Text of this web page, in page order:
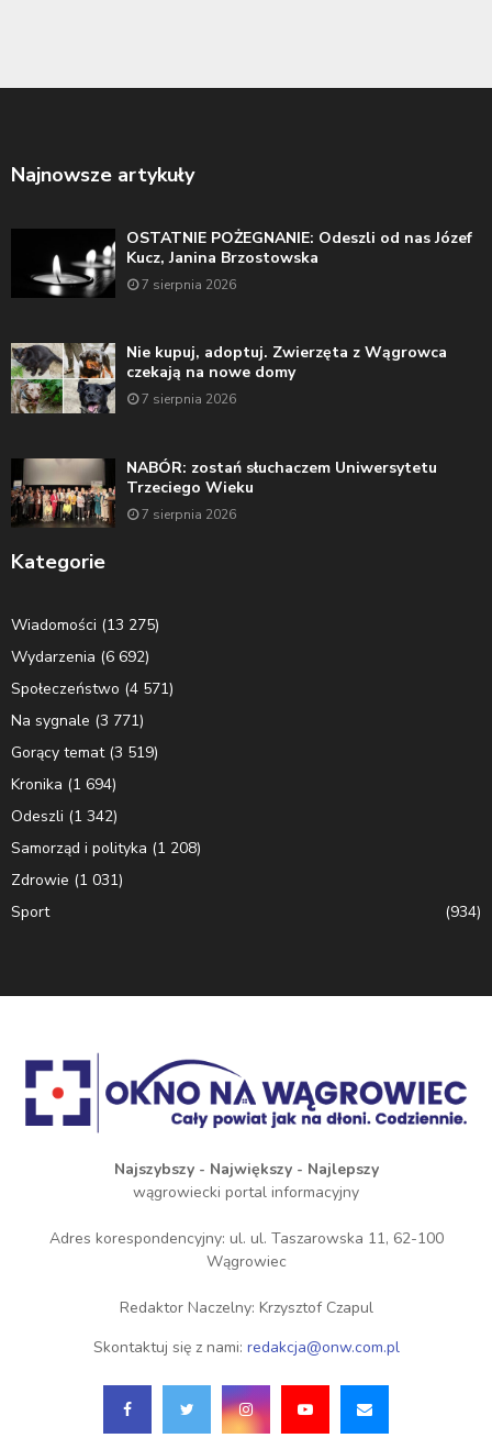
Najnowsze artykuły
OSTATNIE POŻEGNANIE: Odeszli od nas Józef
Kucz, Janina Brzostowska
7 sierpnia 2026
Nie kupuj, adoptuj. Zwierzęta z Wągrowca
czekają na nowe domy
7 sierpnia 2026
NABÓR: zostań słuchaczem Uniwersytetu
Trzeciego Wieku
7 sierpnia 2026
Kategorie
Wiadomości (13 275)
Wydarzenia (6 692)
Społeczeństwo (4 571)
Na sygnale (3 771)
Gorący temat(3 519)
Kronika (1 694)
Odeszli (1 342)
Samorząd i polityka (1 208)
Zdrowie (1 031)
Sport
(934)
Najszybszy - Największy - Najlepszy
wągrowiecki portal informacyjny
Adres korespondencyjny: ul. ul. Taszarowska 11, 62-100
Wągrowiec
Redaktor Naczelny: Krzysztof Czapul
Skontaktuj się z nami: redakcja@onw.com.pl